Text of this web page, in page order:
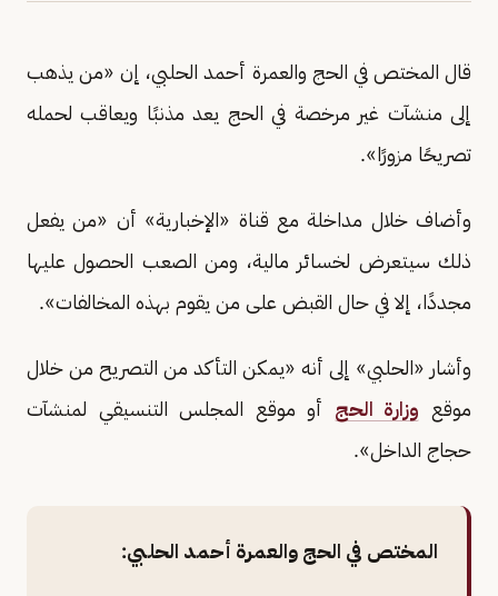
قال المختص في الحج والعمرة أحمد الحلبي، إن «من يذهب
إلى منشآت غير مرخصة في الحج يعد مذنبًا ويعاقب لحمله
تصريحًا مزورًا».
وأضاف خلال مداخلة مع قناة «الإخبارية» أن «من يفعل
ذلك سيتعرض لخسائر مالية، ومن الصعب الحصول عليها
مجددًا، إلا في حال القبض على من يقوم بهذه المخالفات».
وأشار «الحلبي» إلى أنه «يمكن التأكد من التصريح من خلال
موقع وزارة الحج أو موقع المجلس التنسيقي لمنشآت
حجاج الداخل».
المختص في الحج والعمرة أحمد الحلبي: